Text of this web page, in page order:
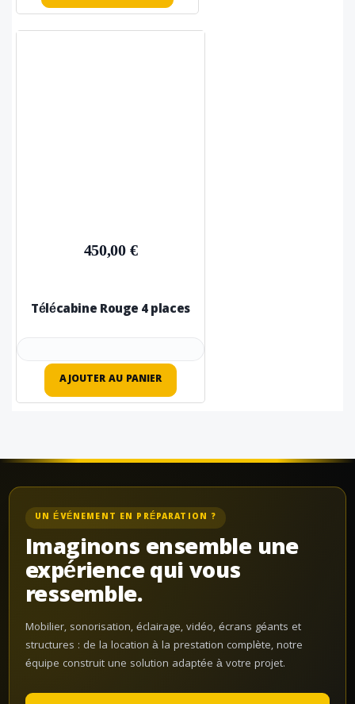
450,00 €
Télécabine Rouge 4 places
AJOUTER AU PANIER
UN ÉVÉNEMENT EN PRÉPARATION ?
Imaginons ensemble une
expérience qui vous
ressemble.
Mobilier, sonorisation, éclairage, vidéo, écrans géants et
structures : de la location à la prestation complète, notre
équipe construit une solution adaptée à votre projet.